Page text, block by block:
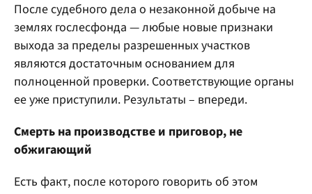
После судебного дела о незаконной добыче на
землях гослесфонда — любые новые признаки
выхода за пределы разрешенных участков
являются достаточным основанием для
полноценной проверки. Соответствующие органы
ее уже приступили. Результаты – впереди.
Смерть на производстве и приговор, не
обжигающий
Есть факт, после которого говорить об этом